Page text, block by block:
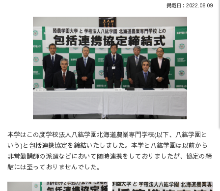
掲載日：2022.08.09
本学はこの度学校法人八紘学園北海道農業専門学校(以下、八紘学園と
いう)と包括連携協定を締結いたしました。本学と八紘学園は以前から
非常勤講師の派遣などにおいて随時連携をしておりましたが、協定の締
結には至っておりませんでした。